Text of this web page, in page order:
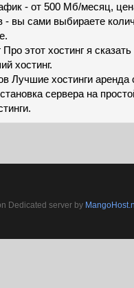
- от 500 Мб/месяц,
вы сами выбираете
этот хостинг я сказать
хостинг.
Лучшие хостинги
серверa нa
Dedicated server by